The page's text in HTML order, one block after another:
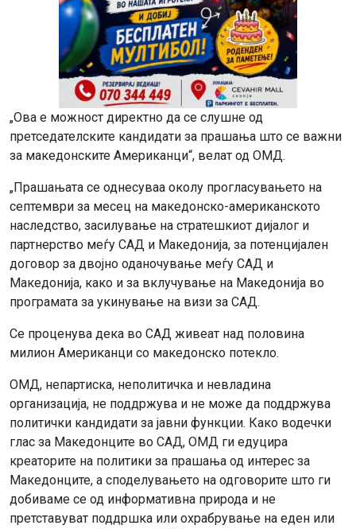
„Ова е можност директно да се слушне од
претседателските кандидати за прашања што се важни
за македонските Американци“, велат од ОМД.
„Прашањата се однесуваа околу прогласувањето на
септември за месец на македонско-американското
наследство, засилување на стратешкиот дијалог и
партнерство меѓу САД и Македонија, за потенцијален
договор за двојно оданочување меѓу САД и
Македонија, како и за вклучување на Македонија во
програмата за укинување на визи за САД.
Се проценува дека во САД живеат над половина
милион Американци со македонско потекло.
ОМД, непартиска, неполитичка и невладина
организација, не поддржува и не може да поддржува
политички кандидати за јавни функции. Како водечки
глас за Македонците во САД, ОМД ги едуцира
креаторите на политики за прашања од интерес за
Македонците, а споделувањето на одговорите што ги
добиваме се од информативна природа и не
претставуват поддршка или охрабрување на еден или